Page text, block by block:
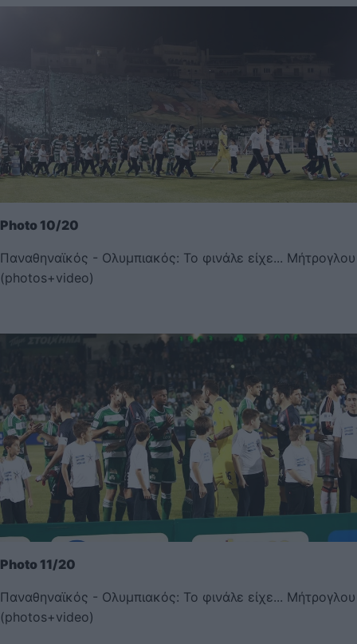
Photo 10/20
Παναθηναϊκός - Ολυμπιακός: Το φινάλε είχε... Μήτρογλου
(photos+video)
Photo 11/20
Παναθηναϊκός - Ολυμπιακός: Το φινάλε είχε... Μήτρογλου
(photos+video)